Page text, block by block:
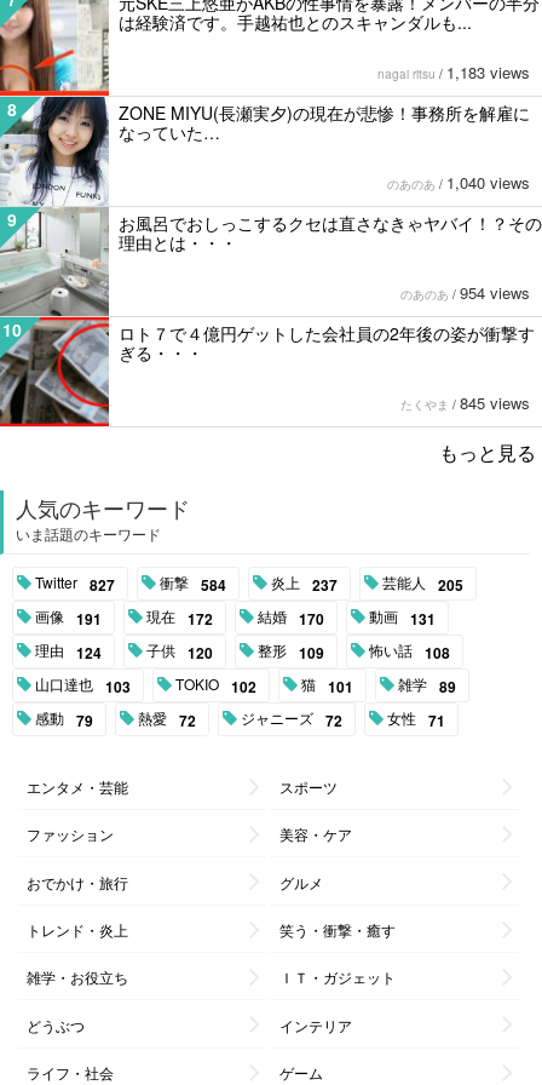
は経験済です。手越祐也とのスキャンダルも...
nagai ritsu / 1,183 views
8
ZONE MIYU(長瀬実夕)の現在が悲惨！事務所を解雇に
なっていた…
のあのあ / 1,040 views
9
お風呂でおしっこするクセは直さなきゃヤバイ！？その
理由とは・・・
のあのあ / 954 views
10
ロト７で４億円ゲットした会社員の2年後の姿が衝撃す
ぎる・・・
たくやま / 845 views
もっと見る
人気のキーワード
いま話題のキーワード
Twitter 827 衝撃 584 炎上 237 芸能人 205
画像 191 現在 172 結婚 170 動画 131
理由 124 子供 120 整形 109 怖い話 108
山口達也 103 TOKIO 102 猫 101 雑学 89
感動 79 熱愛 72 ジャニーズ 72 女性 71
エンタメ・芸能 スポーツ
ファッション 美容・ケア
おでかけ・旅行 グルメ
トレンド・炎上 笑う・衝撃・癒す
雑学・お役立ち ＩＴ・ガジェット
どうぶつ インテリア
ライフ・社会 ゲーム